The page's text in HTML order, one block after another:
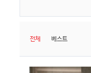
전체 베스트